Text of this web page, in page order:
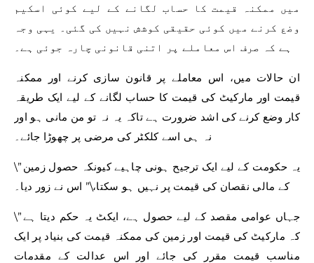
میں ممکنہ قیمت کا حساب لگانے کے لیے کوئی اسکیم
وضع کرنے میں کوئی حقیقی کوشش نہیں کی گئی۔ یہی وجہ
ہے کہ صرف اس معاملے پر اتنی قانونی چارہ جوئی ہے۔
ان حالات میں، اس معاملے پر قانون سازی کرنے اور ممکنہ
قیمت اور مارکیٹ کی قیمت کا حساب لگانے کے لیے ایک طریقہ
کار وضع کرنے کی اشد ضرورت ہے تاکہ یہ نہ تو من مانی ہو اور
نہ ہی اسے کلکٹر کی مرضی پر چھوڑا جائے۔
\”یہ حکومت کے لیے ایک ترجیح ہونی چاہیے کیونکہ حصول زمین
کے مالی نقصان کی قیمت پر نہیں ہو سکتا،\” اس نے زور دیا۔
\”جہاں عوامی مقصد کے لیے حصول ہے، ایکٹ یہ حکم دیتا ہے
کہ مارکیٹ کی قیمت اور زمین کی ممکنہ قیمت کی بنیاد پر ایک
مناسب قیمت مقرر کی جائے اور اس عدالت کے مقدمات